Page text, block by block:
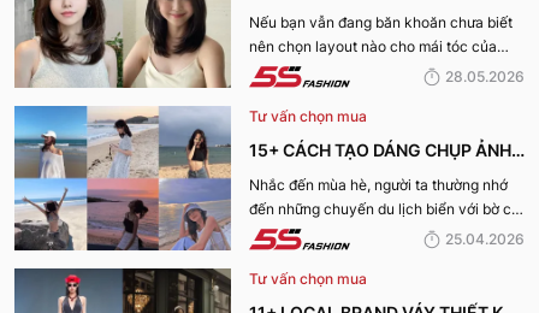
NỮ CỰC XINH, THU HÚT NHẤT
2026
Nếu bạn vẫn đang băn khoăn chưa biết
nên chọn layout nào cho mái tóc của
mình, hãy cùng 5S Fashion khám phá
nữ cực xinh và dẫn đầu xu hướng năm
2026 dưới đây nhé!
28.05.2026
Tư vấn chọn mua
15+ CÁCH TẠO DÁNG CHỤP ẢNH
ĐI BIỂN XINH LUNG LINH CHO CHỊ
EM
Nhắc đến mùa hè, người ta thường nhớ
đến những chuyến du lịch biển với bờ cát
trắng, làn nước trong xanh cùng ánh
không thể nào thiếu được những bức ảnh
đẹp không góc chết trong chuyến du lịch
25.04.2026
Tư vấn chọn mua